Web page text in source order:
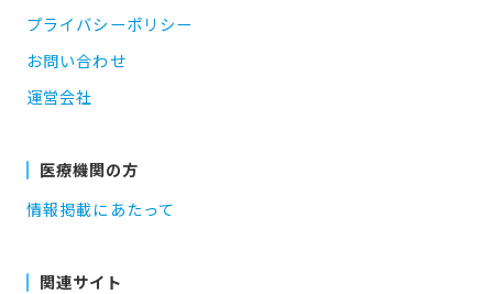
プライバシーポリシー
お問い合わせ
運営会社
医療機関の方
情報掲載にあたって
関連サイト